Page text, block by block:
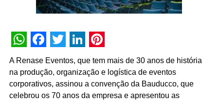
WhatsApp
Facebook
Twitter
LinkedIn
Pinterest
A Renase Eventos, que tem mais de 30 anos de história
na produção, organização e logística de eventos
corporativos, assinou a convenção da Bauducco, que
celebrou os 70 anos da empresa e apresentou as